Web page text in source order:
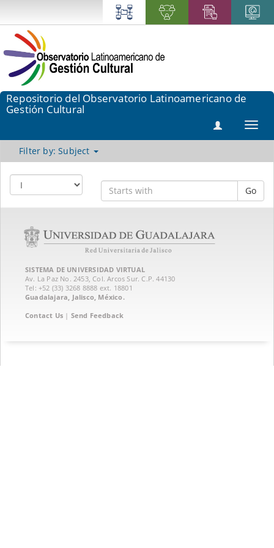
Repositorio del Observatorio Latinoamericano de
Gestión Cultural
Filter by: Subject
Go
SISTEMA DE UNIVERSIDAD VIRTUAL
Av. La Paz No. 2453, Col. Arcos Sur. C.P. 44130
Tel: +52 (33) 3268 8888‏ ext. 18801
Guadalajara, Jalisco, México.
Contact Us | Send Feedback